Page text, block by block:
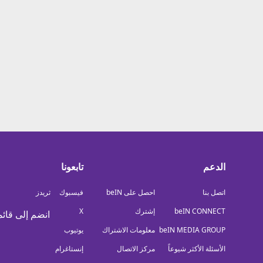
الدعم
اتصل بنا
beIN CONNECT
beIN MEDIA GROUP
الأسئلة الأكثر شيوعاً
احصل على beIN
إشترك
معلومات الاشتراك
مركز الاتصال
تابعونا
فيسبوك
X
يوتيوب
إنستاغرام
ثريدز
انضم إلى